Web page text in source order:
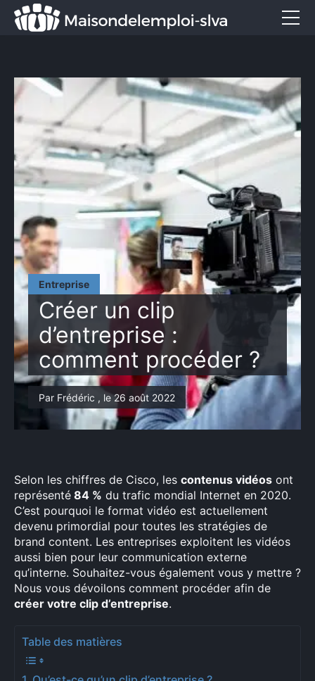
Entreprise
Créer un clip
d’entreprise :
comment procéder ?
Par Frédéric , le 26 août 2022
Selon les chiffres de Cisco, les contenus vidéos ont
représenté 84 % du trafic mondial Internet en 2020.
C’est pourquoi le format vidéo est actuellement
devenu primordial pour toutes les stratégies de
brand content. Les entreprises exploitent les vidéos
aussi bien pour leur communication externe
qu’interne. Souhaitez-vous également vous y mettre ?
Nous vous dévoilons comment procéder afin de
créer votre clip d’entreprise.
Table des matières
Formation
Entreprise
Services
CONTACT